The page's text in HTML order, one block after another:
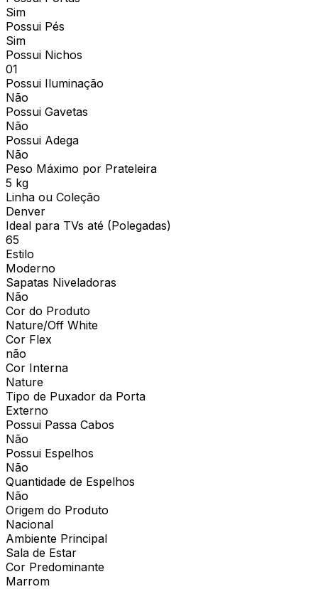
Sim
Possui Pés
Sim
Possui Nichos
01
Possui Iluminação
Não
Possui Gavetas
Não
Possui Adega
Não
Peso Máximo por Prateleira
5 kg
Linha ou Coleção
Denver
Ideal para TVs até (Polegadas)
65
Estilo
Moderno
Sapatas Niveladoras
Não
Cor do Produto
Nature/Off White
Cor Flex
não
Cor Interna
Nature
Tipo de Puxador da Porta
Externo
Possui Passa Cabos
Não
Possui Espelhos
Não
Quantidade de Espelhos
Não
Origem do Produto
Nacional
Ambiente Principal
Sala de Estar
Cor Predominante
Marrom